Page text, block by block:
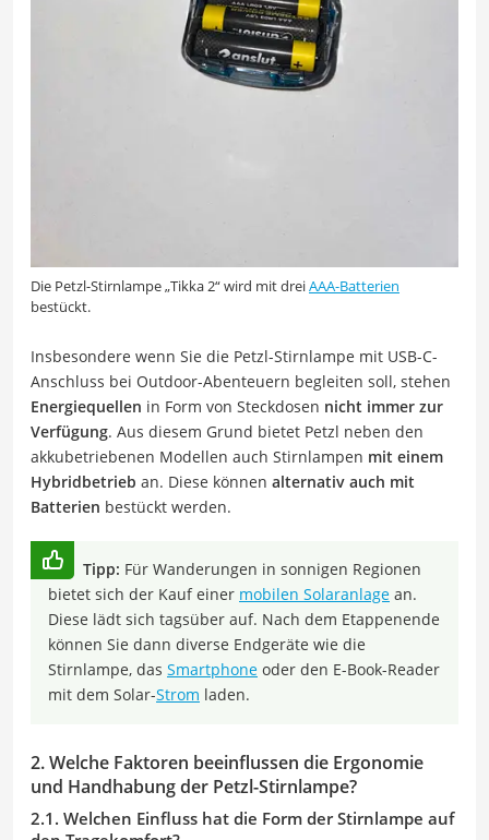
Die Petzl-Stirnlampe „Tikka 2“ wird mit dreiAAA-Batterien
bestückt.
Insbesondere wenn Sie die Petzl-Stirnlampe mit USB-C-
Anschluss bei Outdoor-Abenteuern begleiten soll, stehen
Energiequellen in Form von Steckdosen nicht immer zur
Verfügung. Aus diesem Grund bietet Petzl neben den
akkubetriebenen Modellen auch Stirnlampen mit einem
Hybridbetrieb an. Diese können alternativ auch mit
Batterien bestückt werden.
Tipp: Für Wanderungen in sonnigen Regionen
bietet sich der Kauf einer mobilen Solaranlage an.
Diese lädt sich tagsüber auf. Nach dem Etappenende
können Sie dann diverse Endgeräte wie die
Stirnlampe, das Smartphone oder den E-Book-Reader
mit dem Solar-Strom laden.
2. Welche Faktoren beeinflussen die Ergonomie
und Handhabung der Petzl-Stirnlampe?
2.1. Welchen Einfluss hat die Form der Stirnlampe auf